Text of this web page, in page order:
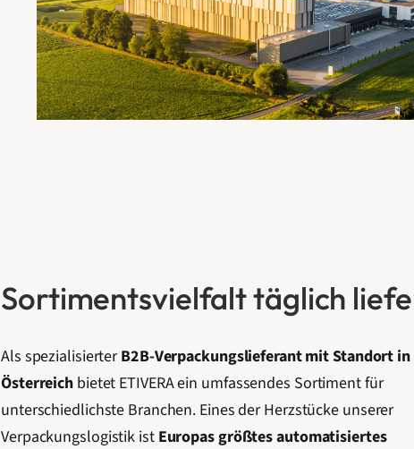
Sortimentsvielfalt täglich
Als spezialisierterB2B-Verpackungslieferant mit Standort in
Österreich bietet ETIVERA ein umfassendes Sortiment für
unterschiedlichste Branchen. Eines der Herzstücke unserer
Verpackungslogistik ist Europas größtes automatisiertes